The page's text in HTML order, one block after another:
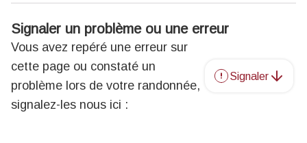
Signaler un problème ou une erreur
Vous avez repéré une erreur sur
cette page ou constaté un
problème lors de votre randonnée,
signalez-les nous ici :
Signaler